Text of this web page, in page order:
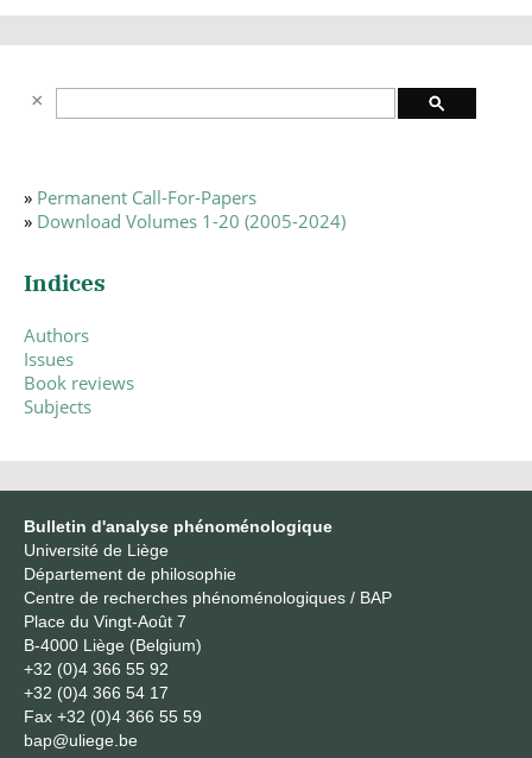
» Permanent Call-For-Papers
» Download Volumes 1-20 (2005-2024)
Indices
Authors
Issues
Book reviews
Subjects
Bulletin d'analyse phénoménologique
Université de Liège
Département de philosophie
Centre de recherches phénoménologiques / BAP
Place du Vingt-Août 7
B-4000 Liège (Belgium)
+32 (0)4 366 55 92
+32 (0)4 366 54 17
Fax +32 (0)4 366 55 59
bap@uliege.be